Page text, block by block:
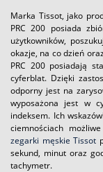
Marka Tissot, jako
PRC 200 posiada
użytkowników,
okazje, na co dzień
PRC 200 posiadają
cyferblat. Dzięki
odporny jest na
wyposażona jest w
indeksem. Ich
ciemnościach
zegarki męskie Tissot
sekund, minut oraz
tachymetr.